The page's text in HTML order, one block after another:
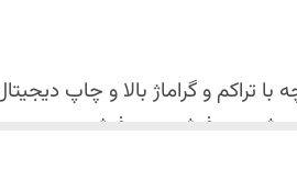
باشد فقط به صورت جدا گانه
نشود. (بهترین ماده شوینده
تراکم و گراماژ بالا و چاپ
روفرشی روی فرش